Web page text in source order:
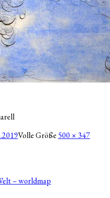
Volle Größe 500 × 347
– worldmap